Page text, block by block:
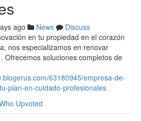
ago News
Discuss
en tu propiedad en el corazón
nos especializamos en renovar
Ofrecemos soluciones completos de
63180945/empresa-de-
plan-en-cuidado-profesionales
Upvoted